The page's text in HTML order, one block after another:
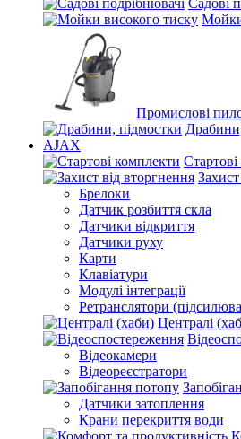
Садові
Промислові
AJAX
Брелоки
Датчик розбиття скла
Датчики відкриття
Датчики руху
Карти
Клавіатури
Модулі інтеграції
Ретранслятори
Централі
Відеокамери
Відеореєстратори
Датчики затоплення
Крани перекриття води